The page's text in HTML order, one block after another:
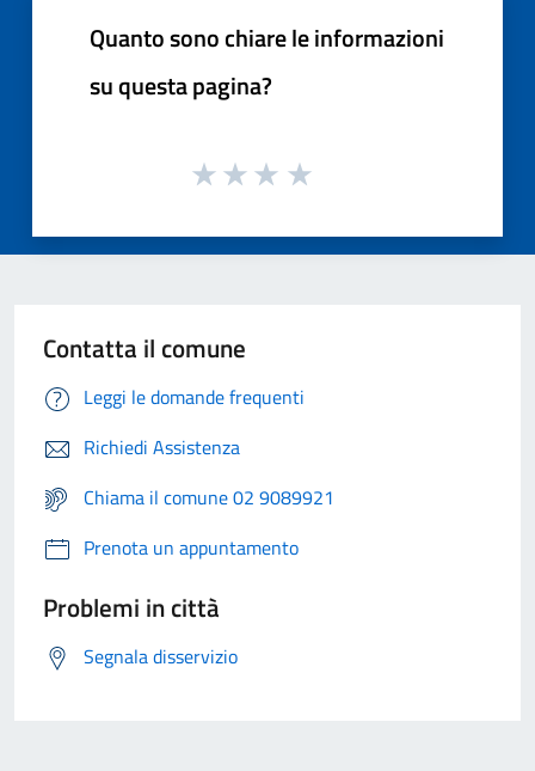
Quanto sono chiare le informazioni
su questa pagina?
Contatta il comune
Leggi le domande frequenti
Richiedi Assistenza
Chiama il comune 02 9089921
Prenota un appuntamento
Problemi in città
Segnala disservizio